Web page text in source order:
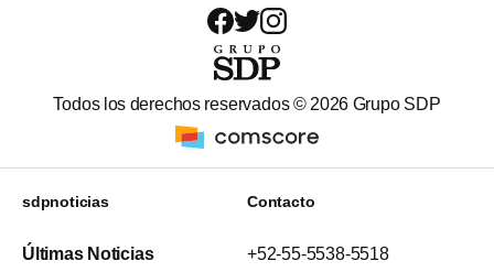
Todos los derechos reservados © 2026 Grupo SDP
sdpnoticias
Últimas Noticias
Contacto
+52-55-5538-5518